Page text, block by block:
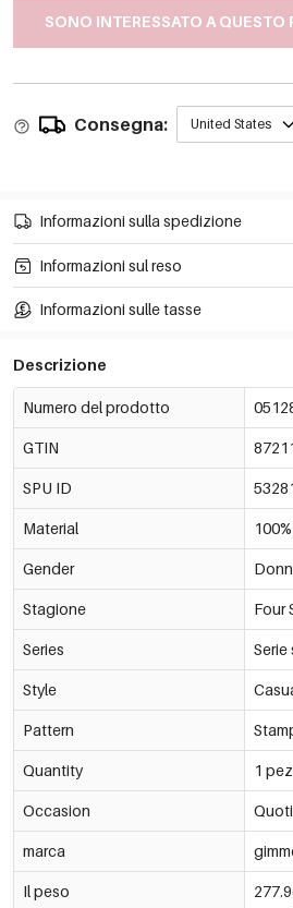
SONO INTERESSATO A QUESTO
Consegna: United States
Informazioni sulla spedizione
Informazioni sul reso
Informazioni sulle tasse
Descrizione
Numero del prodotto
GTIN
SPU ID
Material
Gender
Stagione Four
Series Serie
Style
Pattern
Quantity 1
Occasion
marca
Il peso